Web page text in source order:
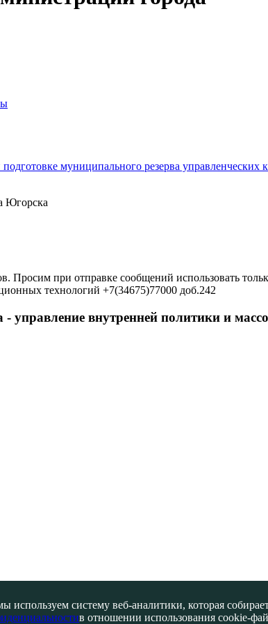
муниципального резерва управленческих
Югорска
Просим при отправке сообщений использовать
технологий +7(34675)77000 доб.242
управление внутренней политики и
систему веб-аналитики, которая
в отношении использования cookie-